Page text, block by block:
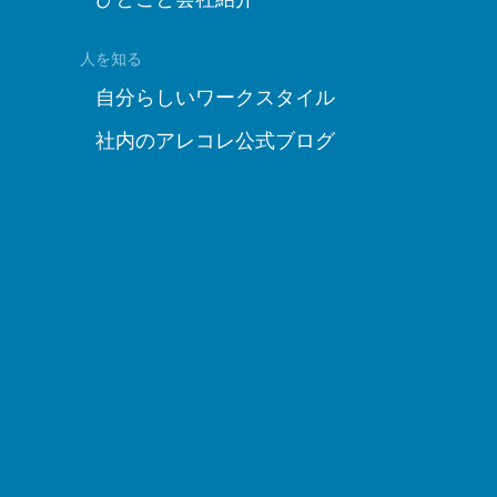
人を知る
自分らしいワークスタイル
社内のアレコレ公式ブログ